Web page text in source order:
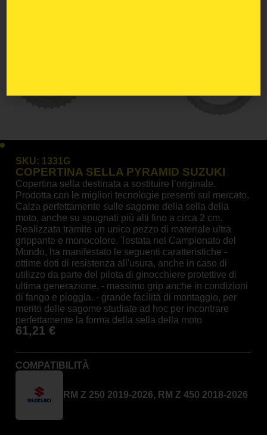
SKU: 1331G
COPERTINA SELLA PYRAMID SUZUKI
Copertina sella destinata a sostituire l’originale.
Prodotta con le migliori tecnologie presenti sul mercato.
Calza perfettamente sulle sagome della sella della
moto, anche su spugnati più alti fino a circa 2 cm.
Realizzata tramite un unico pezzo di materiale ultra
grippante e monocolore. Testata nel Campionato del
Mondo, ha manifestato le seguenti caratteristiche -
ottime doti di resistenza all'usura, anche in caso di
utilizzo da parte del pilota di ginocchiere protettive di
ultima generazione. - massimo grip anche in condizioni
di fango e pioggia. - grande facilità di montaggio, per
merito delle sagome studiate ad hoc per incontrare
perfettamente la forma della sella della moto
61,21€
COMPATIBILITÀ
RM Z 250 2019-2026, RM Z 450 2018-2026